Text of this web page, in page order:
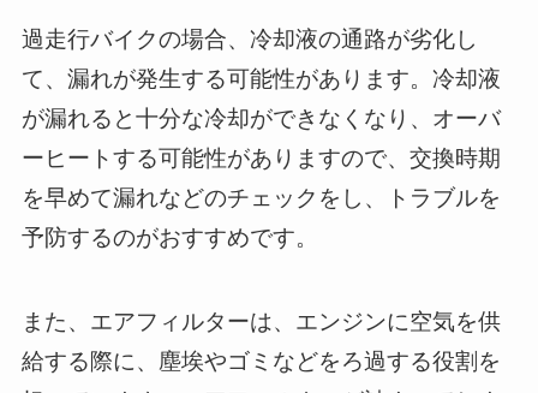
過走行バイクの場合、冷却液の通路が劣化し
て、漏れが発生する可能性があります。冷却液
が漏れると十分な冷却ができなくなり、オーバ
ーヒートする可能性がありますので、交換時期
を早めて漏れなどのチェックをし、トラブルを
予防するのがおすすめです。
また、エアフィルターは、エンジンに空気を供
給する際に、塵埃やゴミなどをろ過する役割を